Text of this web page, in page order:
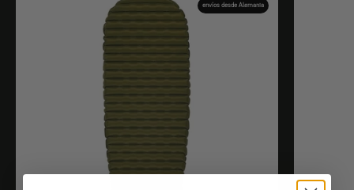
envíos desde Alemania